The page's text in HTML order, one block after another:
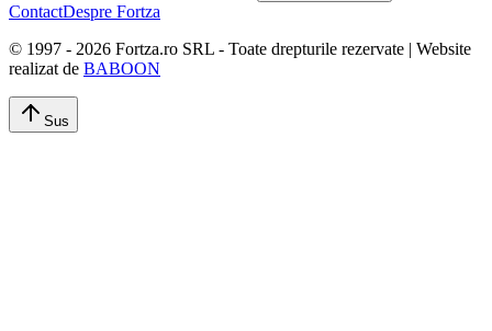
ContactDespre Fortza
© 1997 - 2026 Fortza.ro SRL - Toate drepturile rezervate | Website
realizat de BABOON
Sus